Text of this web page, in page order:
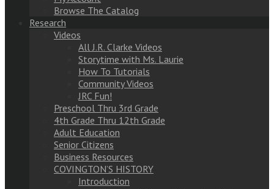
Browse The Catalog
Research
Videos
All J.R. Clarke Videos
Storytime with Ms. Laurie
How To Tutorials
Community Videos
JRC Fun!
Preschool Thru 3rd Grade
4th Grade Thru 12th Grade
Adult Education
Senior Citizens
Business Resources
COVINGTON’S HISTORY
Introduction